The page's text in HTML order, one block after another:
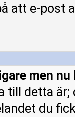
att e-
men
till detta
du